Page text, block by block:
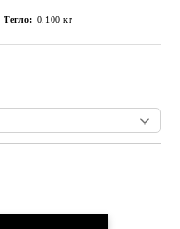
Тегло: 0.100 кг